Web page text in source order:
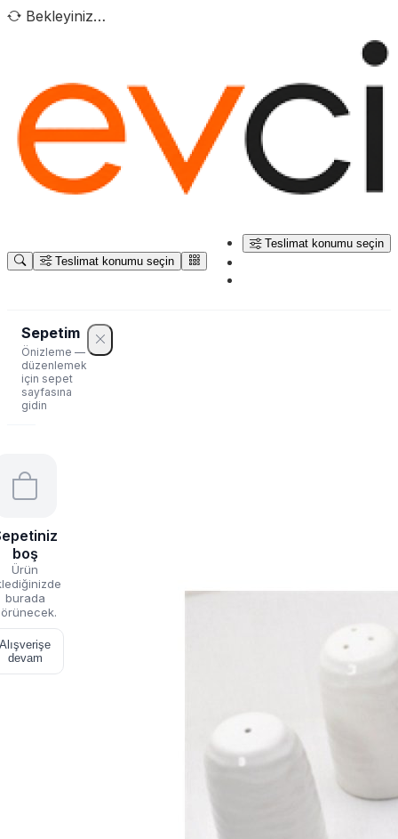
Bekleyiniz…
Teslimat konumu seçin
Teslimat konumu seçin
Sepetim
Önizleme —
düzenlemek
için sepet
sayfasına
gidin
boş
Ürün
burada
Alışverişe
devam